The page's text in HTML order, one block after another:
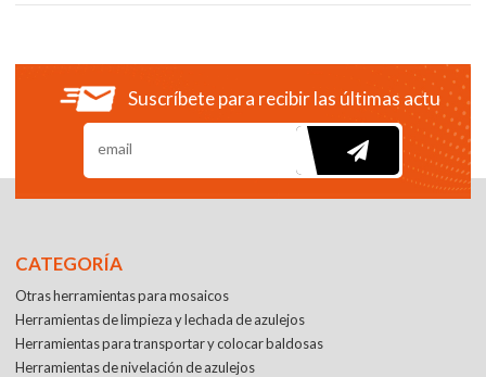
Suscríbete para recibir las últimas
CATEGORÍA
Otras herramientas para mosaicos
Herramientas de limpieza y lechada de azulejos
Herramientas para transportar y colocar baldosas
Herramientas de nivelación de azulejos